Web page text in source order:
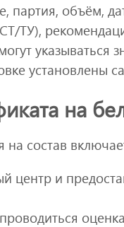
партия, объём,
ТУ),
указываться
установлены
на
на состав
центр и